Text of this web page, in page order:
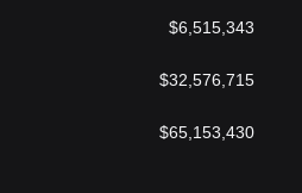
$6,515,343
$32,576,715
$65,153,430